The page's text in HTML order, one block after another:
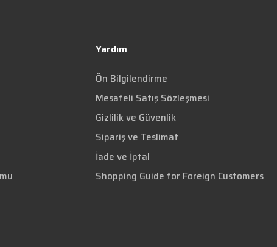
Yardım
Ön Bilgilendirme
Mesafeli Satış Sözleşmesi
Gizlilik ve Güvenlik
Sipariş ve Teslimat
İade ve İptal
Shopping Guide for Foreign Customers